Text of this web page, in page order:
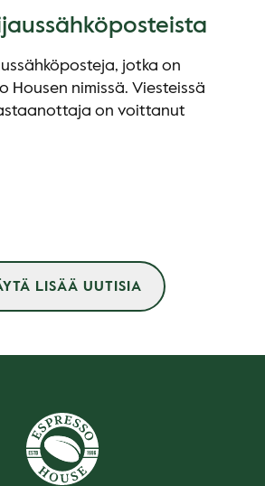
jotka on
Housen nimissä. Viesteissä
on voittanut
LISÄÄ UUTISIA